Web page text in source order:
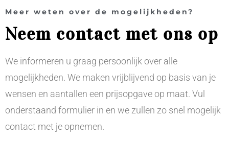
Meer weten over de mogelijkheden?
Neem contact met ons op
We informeren u graag persoonlijk over alle
mogelijkheden. We maken vrijblijvend op basis van je
wensen en aantallen een prijsopgave op maat. Vul
onderstaand formulier in en we zullen zo snel mogelijk
contact met je opnemen.